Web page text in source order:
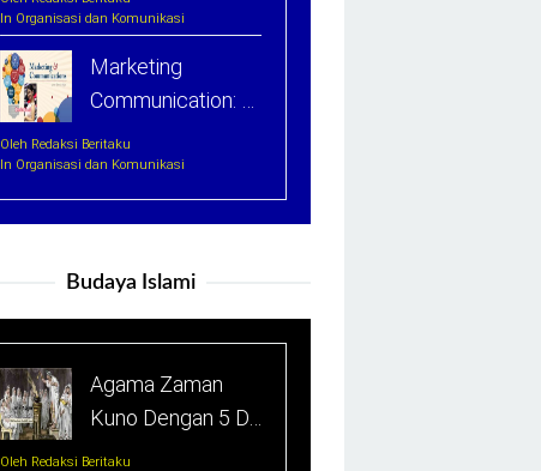
In Organisasi dan Komunikasi
Marketing
Communication: …
Oleh Redaksi Beritaku
In Organisasi dan Komunikasi
Budaya Islami
Agama Zaman
Kuno Dengan 5 D…
Oleh Redaksi Beritaku